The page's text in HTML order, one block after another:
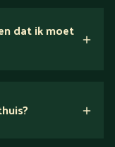
dat ik moet